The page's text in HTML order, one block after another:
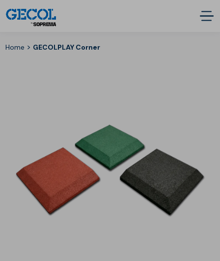
Home > GECOLPLAY Corner